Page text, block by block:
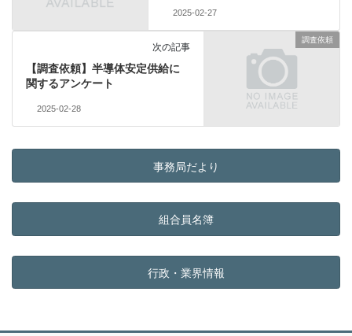
2025-02-27
調査依頼
次の記事
【調査依頼】半導体安定供給に
関するアンケート
2025-02-28
事務局だより
組合員名簿
行政・業界情報